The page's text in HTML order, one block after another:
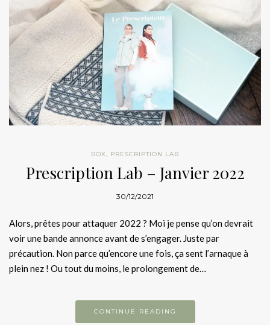
BOX, PRESCRIPTION LAB
Prescription Lab – Janvier 2022
30/12/2021
Alors, prêtes pour attaquer 2022 ? Moi je pense qu’on devrait
voir une bande annonce avant de s’engager. Juste par
précaution. Non parce qu’encore une fois, ça sent l’arnaque à
plein nez ! Ou tout du moins, le prolongement de…
CONTINUE READING